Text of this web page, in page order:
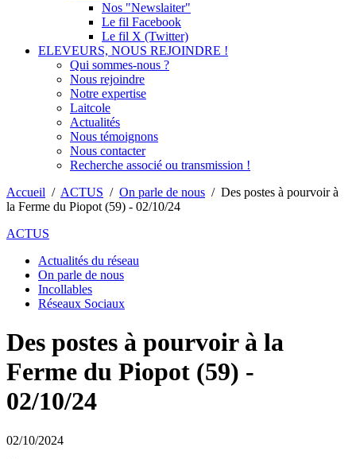
Nos "Newslaiter"
Le fil Facebook
Le fil X (Twitter)
ELEVEURS, NOUS REJOINDRE !
Qui sommes-nous ?
Nous rejoindre
Notre expertise
Laitcole
Actualités
Nous témoignons
Nous contacter
Recherche associé ou transmission !
Accueil / ACTUS / On parle de nous / Des postes à pourvoir à
la Ferme du Piopot (59) - 02/10/24
ACTUS
Actualités du réseau
On parle de nous
Incollables
Réseaux Sociaux
Des postes à pourvoir à la
Ferme du Piopot (59) -
02/10/24
02/10/2024